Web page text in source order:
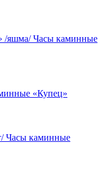
Часы каминные
«Купец»
Часы каминные